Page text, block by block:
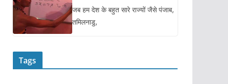
जब हम देश के बहुत सारे राज्यों जैसे पंजाब,
तमिलनाडु,
Tags